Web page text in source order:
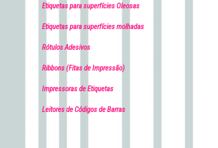
Etiquetas para superfícies Oleosas
Etiquetas para superfícies molhadas
Rótulos Adesivos
Ribbons (Fitas de Impressão)
Impressoras de Etiquetas
Leitores de Códigos de Barras